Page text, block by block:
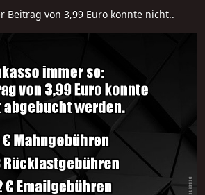
Beitrag von 3,99 Euro konnte nicht..